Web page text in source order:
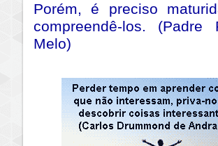
Porém, é preciso
compreendê-los. (Padre
Melo)